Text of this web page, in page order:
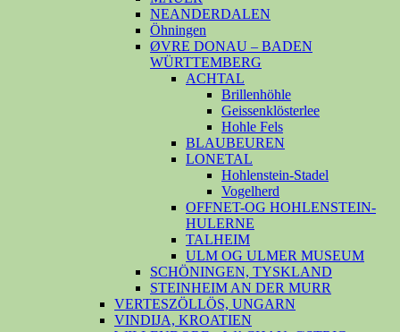
NEANDERDALEN
Öhningen
ØVRE DONAU – BADEN
WÜRTTEMBERG
ACHTAL
Brillenhöhle
Geissenklösterlee
Hohle Fels
BLAUBEUREN
LONETAL
Hohlenstein-Stadel
Vogelherd
OFFNET-OG HOHLENSTEIN-
HULERNE
TALHEIM
ULM OG ULMER MUSEUM
SCHÖNINGEN, TYSKLAND
STEINHEIM AN DER MURR
VERTESZÖLLÖS, UNGARN
VINDIJA, KROATIEN